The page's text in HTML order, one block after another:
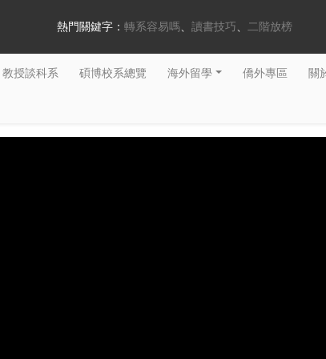
熱門關鍵字： 轉系容易嗎 讀書技巧 二階放榜
教授談科系 碩博校系總覽 海外留學 僑外專區 關